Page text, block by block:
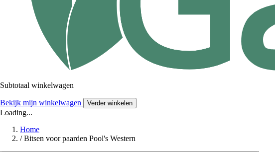
Subtotaal winkelwagen
Bekijk mijn winkelwagen Verder winkelen
Loading...
Home
/ Bitsen voor paarden Pool's Western